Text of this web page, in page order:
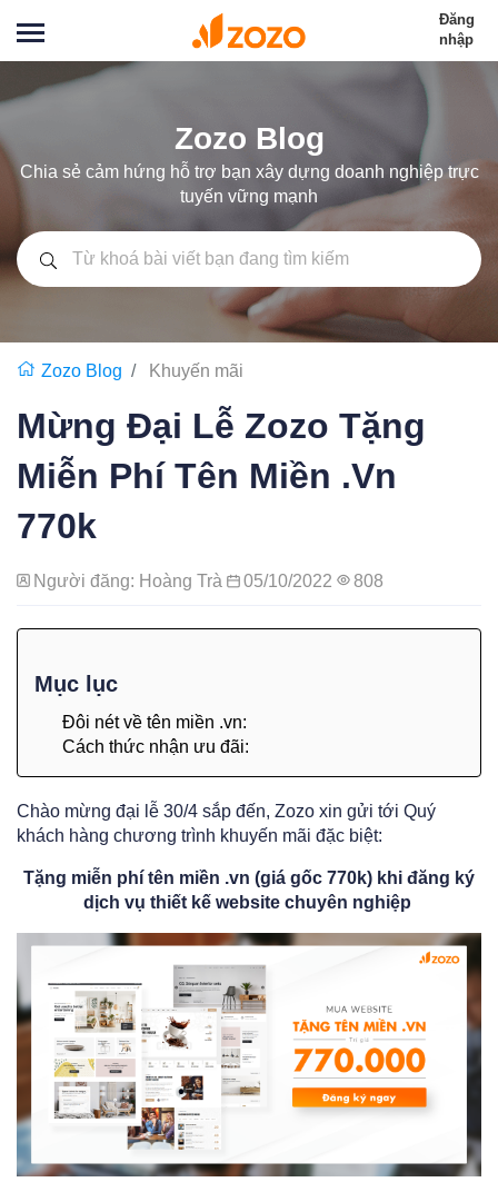
Đăng
nhập
Zozo Blog
Chia sẻ cảm hứng hỗ trợ bạn xây dựng doanh nghiệp trực
tuyến vững mạnh
Zozo Blog Khuyến mãi
Mừng Đại Lễ Zozo Tặng
Miễn Phí Tên Miền .Vn
770k
Người đăng: Hoàng Trà 05/10/2022 808
Mục lục
Đôi nét về tên miền .vn:
Cách thức nhận ưu đãi:
Chào mừng đại lễ 30/4 sắp đến, Zozo xin gửi tới Quý
khách hàng chương trình khuyến mãi đặc biệt:
Tặng miễn phí tên miền .vn (giá gốc 770k) khi đăng ký
dịch vụ thiết kế website chuyên nghiệp